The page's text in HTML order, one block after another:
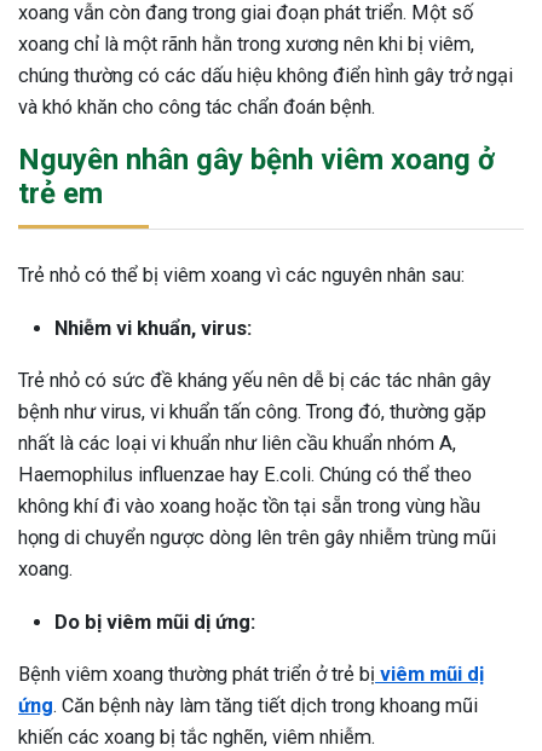
Sau Sinh Có Tự Khỏi
sau sinh là tình trạng viêm da
phổ biến, khiến đôi bàn tay,
của chị em trở nên khô...
xoang vẫn còn đang trong giai đoạn phát triển. Một số
xoang chỉ là một rãnh hằn trong xương nên khi bị viêm,
chúng thường có các dấu hiệu không điển hình gây trở ngại
và khó khăn cho công tác chẩn đoán bệnh.
Nguyên nhân gây bệnh viêm xoang ở
trẻ em
Trẻ nhỏ có thể bị viêm xoang vì các nguyên nhân sau:
Nhiễm vi khuẩn, virus:
Trẻ nhỏ có sức đề kháng yếu nên dễ bị các tác nhân gây
bệnh như virus, vi khuẩn tấn công. Trong đó, thường gặp
nhất là các loại vi khuẩn như liên cầu khuẩn nhóm A,
Haemophilus influenzae hay E.coli. Chúng có thể theo
không khí đi vào xoang hoặc tồn tại sẵn trong vùng hầu
họng di chuyển ngược dòng lên trên gây nhiễm trùng mũi
xoang.
Do bị viêm mũi dị ứng:
Bệnh viêm xoang thường phát triển ở trẻ bị viêm mũi dị
ứng. Căn bệnh này làm tăng tiết dịch trong khoang mũi
khiến các xoang bị tắc nghẽn, viêm nhiễm.